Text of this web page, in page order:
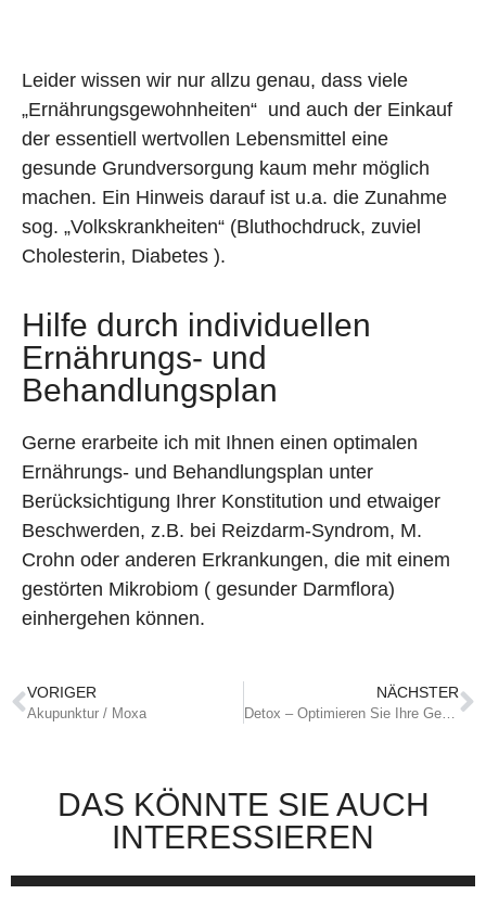
Leider wissen wir nur allzu genau, dass viele
„Ernährungsgewohnheiten“ und auch der Einkauf
der essentiell wertvollen Lebensmittel eine
gesunde Grundversorgung kaum mehr möglich
machen. Ein Hinweis darauf ist u.a. die Zunahme
sog. „Volkskrankheiten“ (Bluthochdruck, zuviel
Cholesterin, Diabetes ).
Hilfe durch individuellen
Ernährungs- und
Behandlungsplan
Gerne erarbeite ich mit Ihnen einen optimalen
Ernährungs- und Behandlungsplan unter
Berücksichtigung Ihrer Konstitution und etwaiger
Beschwerden, z.B. bei Reizdarm-Syndrom, M.
Crohn oder anderen Erkrankungen, die mit einem
gestörten Mikrobiom ( gesunder Darmflora)
einhergehen können.
VORIGER
Akupunktur / Moxa
NÄCHSTER
Detox – Optimieren Sie Ihre Gesundheit mit ganzheitlichen Strategien
DAS KÖNNTE SIE AUCH
INTERESSIEREN